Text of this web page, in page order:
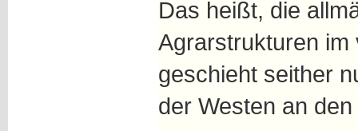
Das heißt, die
Agrarstrukturen
geschieht seither
der Westen an